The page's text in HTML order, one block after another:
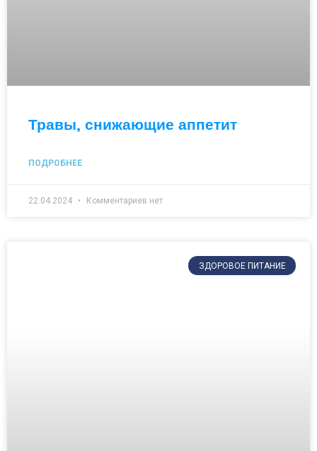
Травы, снижающие аппетит
ПОДРОБНЕЕ
22.04.2024 Комментариев нет
ЗДОРОВОЕ ПИТАНИЕ